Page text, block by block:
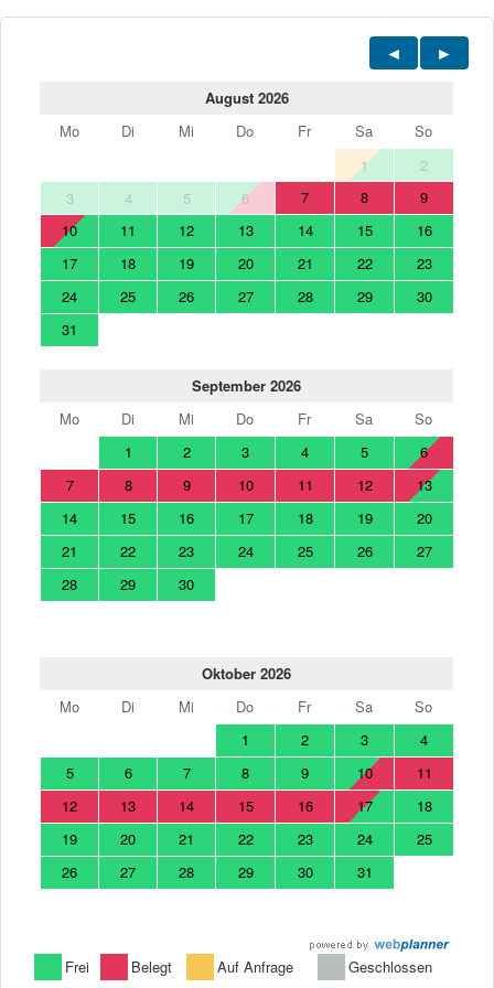
August 2026
Mo
Di Mi Do Fr Sa
So
1
2
3
4 5 6 7 8
9
10
11 12 13 14 15
16
17
18 19 20 21 22
23
24
25 26 27 28 29
30
31
September 2026
Mo
Di Mi Do Fr Sa
So
1
2 3 4 5
6
7
8 9 10 11 12
13
14
15 16 17 18 19
20
21
22 23 24 25 26
27
28
29 30
Oktober 2026
Mo
Di Mi Do Fr Sa
So
1
2 3
4
5
6 7 8 9 10
11
12
13 14 15 16 17
18
19
20 21 22 23 24
25
26
27 28 29 30 31
Frei Belegt Auf Anfrage Geschlossen